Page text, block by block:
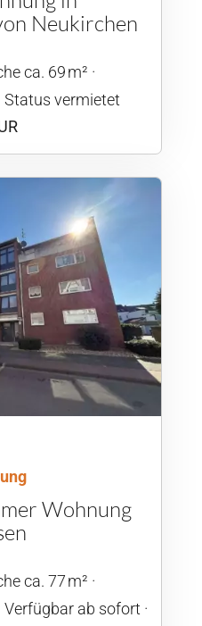
Neukirchen
ca. 69 m²
Status vermietet
Wohnung
ca. 77 m²
Verfügbar ab sofort